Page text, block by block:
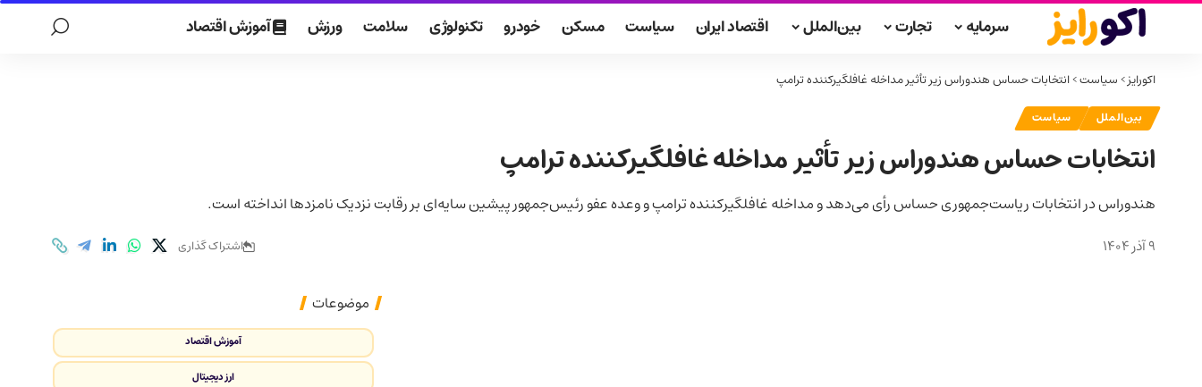
سرمایه تجارت بین‌الملل اقتصاد ایران سیاست مسکن خودرو تکنولوژی سلامت ورزش آموزش اقتصاد
اکورایز>سیاست>انتخابات حساس هندوراس زیر تأثیر مداخله غافلگیرکننده ترامپ
بین‌الملل سیاست
انتخابات حساس هندوراس زیر تأثیر مداخله غافلگیرکننده ترامپ
هندوراس در انتخابات ریاست‌جمهوری حساس رأی می‌دهد و مداخله غافلگیرکننده ترامپ و وعده عفو رئیس‌جمهور پیشین سایه‌ای بر رقابت نزدیک نامزدها انداخته است.
9 آذر 1404 اشتراک گذاری
موضوعات
آموزش اقتصاد
ارز دیجیتال